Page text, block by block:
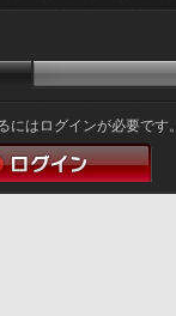
にはログインが必要です。